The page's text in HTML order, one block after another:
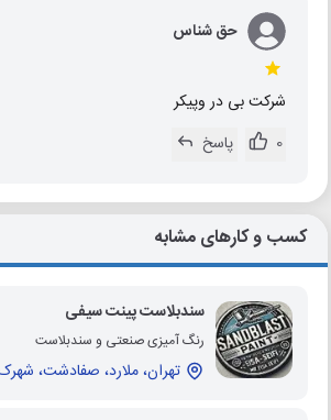
حق شناس
شرکت بی در وپیکر
0
پاسخ
کسب و کارهای مشابه
سندبلاست پینت سیفی
رنگ آمیزی صنعتی و سندبلاست
تهران، ملارد، صفادشت،